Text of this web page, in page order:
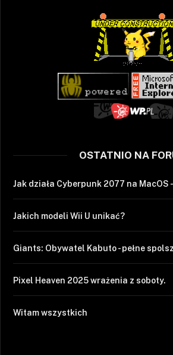
OSTATNIO NA
Jak działa Cyberpunk 2077 na MacOS
Jakich modeli Wii U unikać?
Giants: Obywatel Kabuto - pełne
Pixel Heaven 2025 wrażenia z soboty.
Witam wszystkich